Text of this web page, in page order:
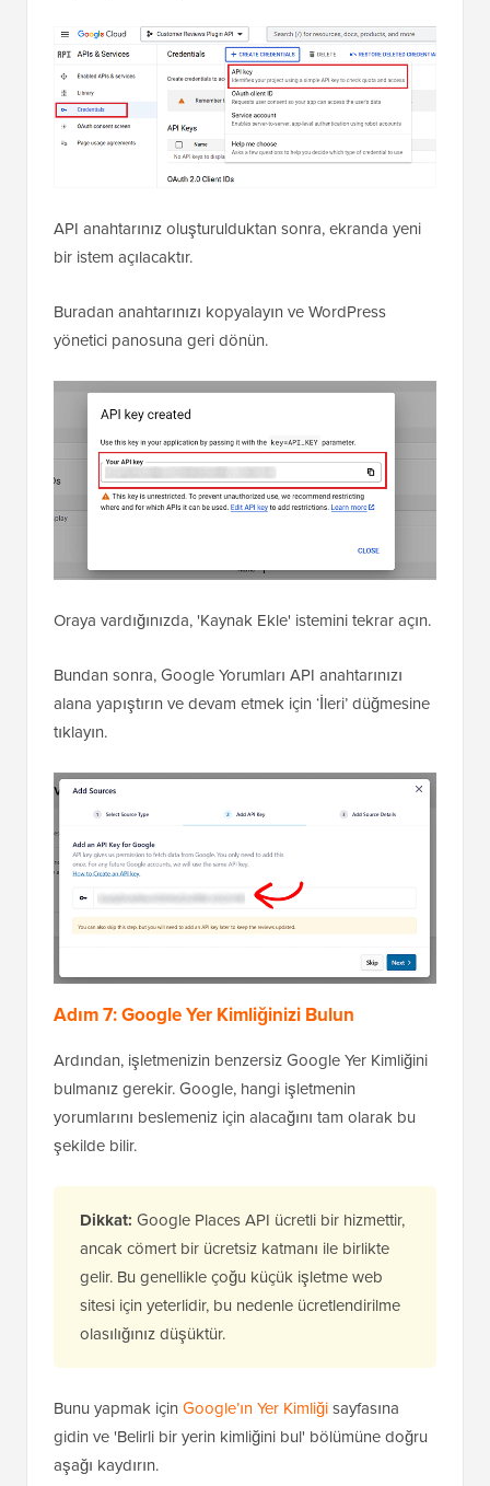
API anahtarınız oluşturulduktan sonra, ekranda yeni
bir istem açılacaktır.
Buradan anahtarınızı kopyalayın ve WordPress
yönetici panosuna geri dönün.
Oraya vardığınızda, 'Kaynak Ekle' istemini tekrar açın.
Bundan sonra, Google Yorumları API anahtarınızı
alana yapıştırın ve devam etmek için ‘İleri’ düğmesine
tıklayın.
Adım 7: Google Yer Kimliğinizi Bulun
Ardından, işletmenizin benzersiz Google Yer Kimliğini
bulmanız gerekir. Google, hangi işletmenin
yorumlarını beslemeniz için alacağını tam olarak bu
şekilde bilir.
Dikkat: Google Places API ücretli bir hizmettir,
ancak cömert bir ücretsiz katmanı ile birlikte
gelir. Bu genellikle çoğu küçük işletme web
sitesi için yeterlidir, bu nedenle ücretlendirilme
olasılığınız düşüktür.
Bunu yapmak için Google’ın Yer Kimliğisayfasına
gidin ve 'Belirli bir yerin kimliğini bul' bölümüne doğru
aşağı kaydırın.